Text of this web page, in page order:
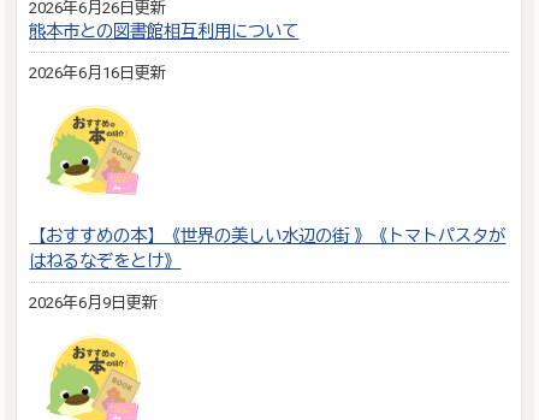
2026年6月26日更新
熊本市との図書館相互利用について
2026年6月16日更新
【おすすめの本】《世界の美しい水辺の街 》《トマトパスタが
はねるなぞをとけ》
2026年6月9日更新